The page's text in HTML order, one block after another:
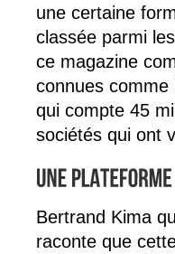
une certaine
classée parmi
ce magazine
connues
qui compte 45
sociétés qui ont
Bertrand Kima
raconte que